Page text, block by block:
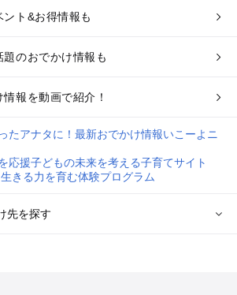
ト&お得情報も
のおでかけ情報も
報を動画で紹介！
先を探す